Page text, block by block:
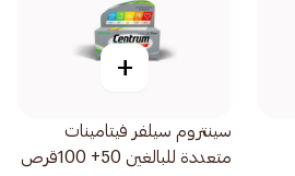
+
سينتروم سيلفر فيتامينات
متعددة للبالغين 50+ 100قرص